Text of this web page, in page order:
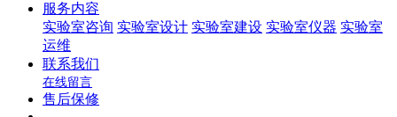
服务内容
实验室咨询 实验室设计 实验室建设 实验室仪器 实验室
运维
联系我们
在线留言
售后保修